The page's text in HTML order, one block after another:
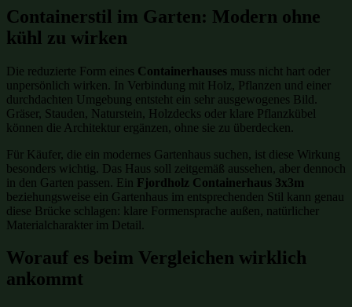
Containerstil im Garten: Modern ohne
kühl zu wirken
Die reduzierte Form eines Containerhauses muss nicht hart oder
unpersönlich wirken. In Verbindung mit Holz, Pflanzen und einer
durchdachten Umgebung entsteht ein sehr ausgewogenes Bild.
Gräser, Stauden, Naturstein, Holzdecks oder klare Pflanzkübel
können die Architektur ergänzen, ohne sie zu überdecken.
Für Käufer, die ein modernes Gartenhaus suchen, ist diese Wirkung
besonders wichtig. Das Haus soll zeitgemäß aussehen, aber dennoch
in den Garten passen. Ein Fjordholz Containerhaus 3x3m
beziehungsweise ein Gartenhaus im entsprechenden Stil kann genau
diese Brücke schlagen: klare Formensprache außen, natürlicher
Materialcharakter im Detail.
Worauf es beim Vergleichen wirklich
ankommt